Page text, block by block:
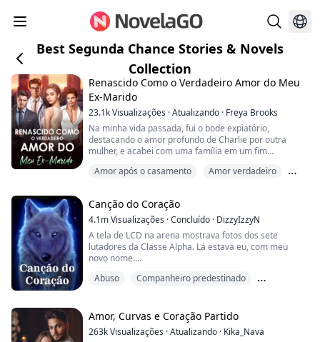
Best Segunda Chance Stories & Novels
Collection
Renascido Como o Verdadeiro Amor do Meu
Ex-Marido
23.1kVisualizações ·Atualizando · Freya Brooks
Na minha vida passada, fui o bode expiatório,
destacando o amor profundo de Charlie por outra
mulher, e acabei com uma família em um fim
esperando que Peiheng pedisse o divórcio. Mas o
vida passada agora volta de vez em quando? E
preocupado que eu o tra...
Amor após o casamento
Amor verdadeiro
Canção do Coração
4.1mVisualizações ·Concluído · DizzyIzzyN
A tela de LCD na arena mostrava fotos dos sete
lutadores da Classe Alpha. Lá estava eu, com meu
novo nome.
deslumbrante.
rostos. Então, olhei para onde meus pais estavam e
eles estavam me encarando com um olhar que, se
pudesse, colocaria fogo em tu...
Abuso
Companheiro predestinado
Amor, Curvas e Coração Partido
263kVisualizações ·Atualizando · Kika_Nava